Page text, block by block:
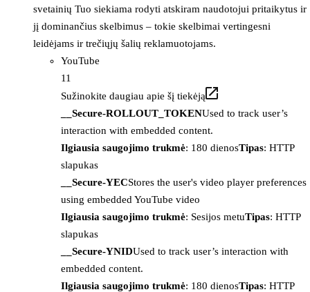
svetainių Tuo siekiama rodyti atskiram naudotojui pritaikytus ir
jį dominančius skelbimus – tokie skelbimai vertingesni
leidėjams ir trečiųjų šalių reklamuotojams.
YouTube
11
Sužinokite daugiau apie šį tiekėją
__Secure-ROLLOUT_TOKENUsed to track user’s
interaction with embedded content.
Ilgiausia saugojimo trukmė: 180 dienosTipas: HTTP
slapukas
__Secure-YECStores the user's video player preferences
using embedded YouTube video
Ilgiausia saugojimo trukmė: Sesijos metuTipas: HTTP
slapukas
__Secure-YNIDUsed to track user’s interaction with
embedded content.
Ilgiausia saugojimo trukmė: 180 dienosTipas: HTTP